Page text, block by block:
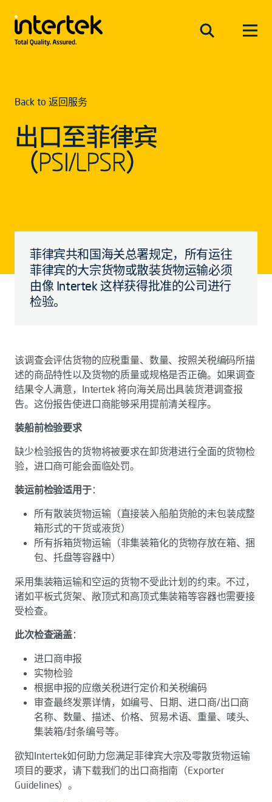
Back to 返回服务
出口至菲律宾
（PSI/LPSR）
菲律宾共和国海关总署规定，所有运往
菲律宾的大宗货物或散装货物运输必须
由像 Intertek 这样获得批准的公司进行
检验。
该调查会评估货物的应税重量、数量、按照关税编码所描
述的商品特性以及货物的质量或规格是否正确。如果调查
结果令人满意，Intertek 将向海关局出具装货港调查报
告。这份报告使进口商能够采用提前清关程序。
装船前检验要求
缺少检验报告的货物将被要求在卸货港进行全面的货物检
验，进口商可能会面临处罚。
装运前检验适用于：
所有散装货物运输（直接装入船舶货舱的未包装成整
箱形式的干货或液货）
所有拆箱货物运输（非集装箱化的货物存放在箱、捆
包、托盘等容器中）
采用集装箱运输和空运的货物不受此计划的约束。不过，
诸如平板式货架、敞顶式和高顶式集装箱等容器也需要接
受检查。
此次检查涵盖：
进口商申报
实物检验
根据申报的应缴关税进行定价和关税编码
审查最终发票详情，如编号、日期、进口商/出口商
名称、数量、描述、价格、贸易术语、重量、唛头、
集装箱/封条编号等。
欲知Intertek如何助力您满足菲律宾大宗及零散货物运输
项目的要求，请下载我们的出口商指南（Exporter
Guidelines）。